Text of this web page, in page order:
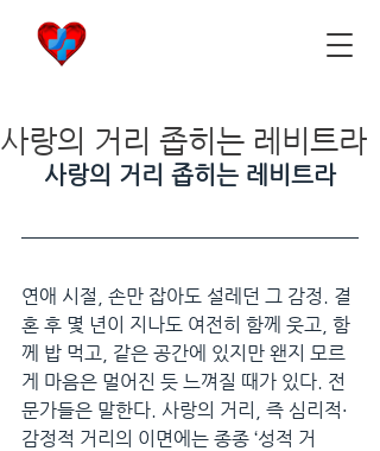
사랑의 거리 좁히는 레비트라
사랑의 거리 좁히는 레비트라
연애 시절, 손만 잡아도 설레던 그 감정. 결
혼 후 몇 년이 지나도 여전히 함께 웃고, 함
께 밥 먹고, 같은 공간에 있지만 왠지 모르
게 마음은 멀어진 듯 느껴질 때가 있다. 전
문가들은 말한다. 사랑의 거리, 즉 심리적·
감정적 거리의 이면에는 종종 ‘성적 거